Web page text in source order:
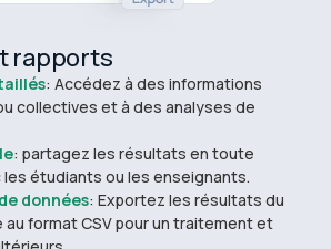
rapports
: Accédez à des informations
collectives et à des analyses de
: partagez les résultats en toute
étudiants ou les enseignants.
données: Exportez les résultats du
format CSV pour un traitement et